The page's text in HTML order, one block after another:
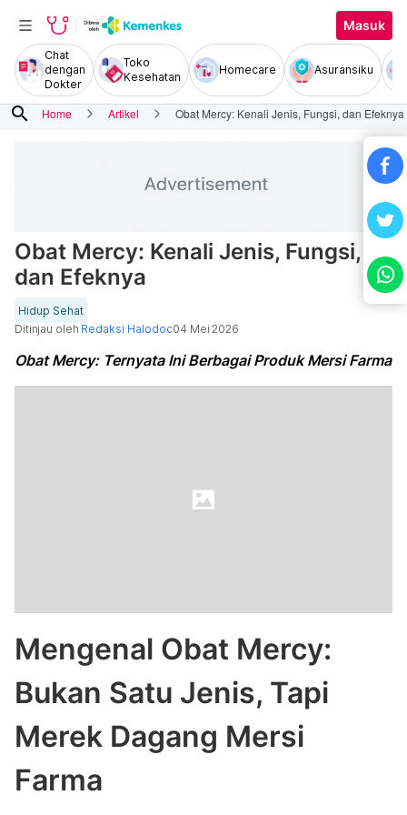
Masuk
Chat
dengan
Dokter
Toko
Kesehatan
Homecare Asuransiku
search Home Artikel Obat Mercy: Kenali Jenis, Fungsi, dan Efeknya
Obat Mercy: Kenali Jenis, Fungsi,
dan Efeknya
Hidup Sehat
Ditinjau oleh Redaksi Halodoc04 Mei 2026
Obat Mercy: Ternyata Ini Berbagai Produk Mersi Farma
Mengenal Obat Mercy:
Bukan Satu Jenis, Tapi
Merek Dagang Mersi
Farma